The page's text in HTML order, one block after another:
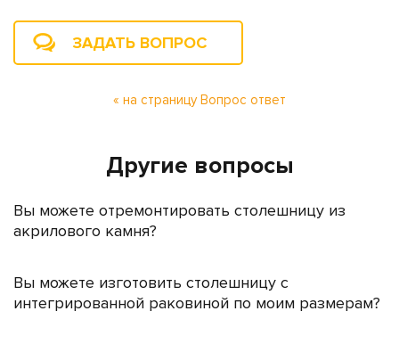
ЗАДАТЬ ВОПРОС
« на страницу Вопрос ответ
Другие вопросы
Вы можете отремонтировать столешницу из
акрилового камня?
Вы можете изготовить столешницу с
интегрированной раковиной по моим размерам?